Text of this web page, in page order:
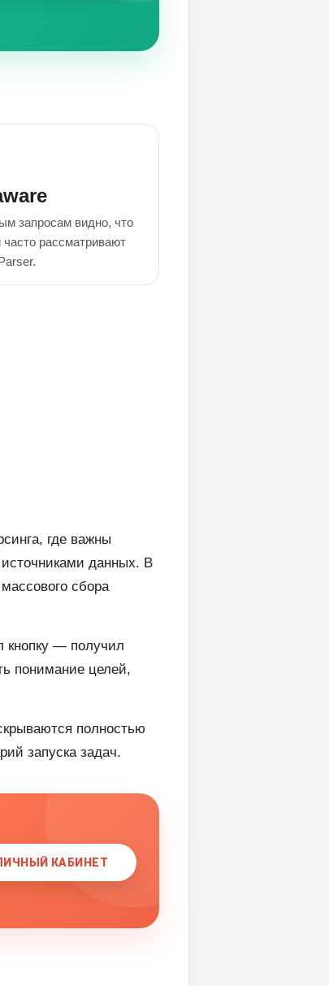
запросам видно, что
часто рассматривают
где важны
данных. В
сбора
кнопку — получил
понимание целей,
полностью
запуска задач.
КАБИНЕТ